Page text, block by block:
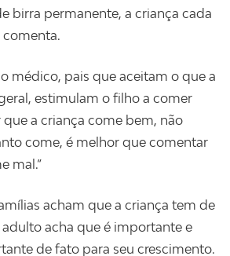
birra permanente, a criança cada
comenta.
médico, pais que aceitam o que a
estimulam o filho a comer
que a criança come bem, não
come, é melhor que comentar
mal.”
acham que a criança tem de
acha que é importante e
de fato para seu crescimento.